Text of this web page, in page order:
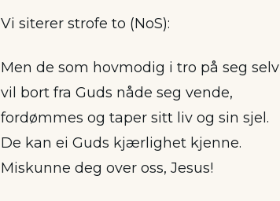
Vi siterer strofe to (NoS):
Men de som hovmodig i tro på seg selv
vil bort fra Guds nåde seg vende,
fordømmes og taper sitt liv og sin sjel.
De kan ei Guds kjærlighet kjenne.
Miskunne deg over oss, Jesus!